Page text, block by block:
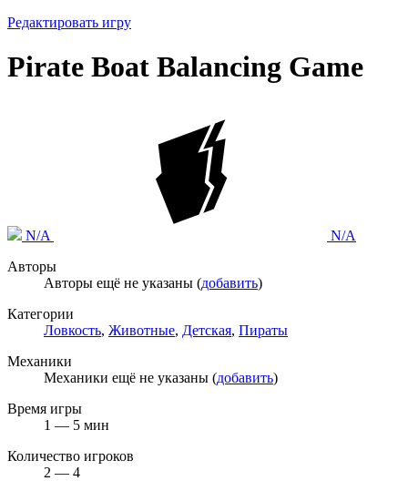
Редактировать игру
Pirate Boat Balancing Game
N/A
N/A
Авторы
Авторы ещё не указаны (добавить)
Категории
Ловкость, Животные, Детская, Пираты
Механики
Механики ещё не указаны (добавить)
Время игры
1 — 5 мин
Количество игроков
2 — 4